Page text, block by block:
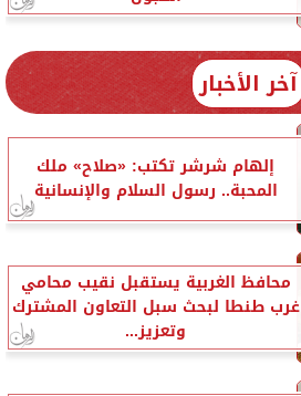
آخر الأخبار
إلهام شرشر تكتب: «صلاح» ملك
المحبة.. رسول السلام والإنسانية
محافظ الغربية يستقبل نقيب محامي
غرب طنطا لبحث سبل التعاون المشترك
وتعزيز...